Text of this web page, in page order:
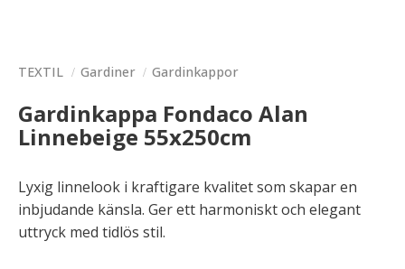
TEXTIL Gardiner Gardinkappor
Gardinkappa Fondaco Alan
Linnebeige 55x250cm
Lyxig linnelook i kraftigare kvalitet som skapar en
inbjudande känsla. Ger ett harmoniskt och elegant
uttryck med tidlös stil.